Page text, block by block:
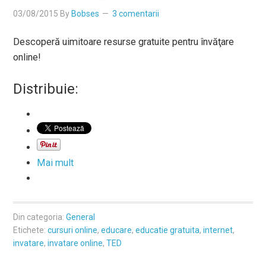
03/08/2015 By Bobses 3 comentarii
Descoperă uimitoare resurse gratuite pentru învăţare
online!
Distribuie:
Mai mult
Din categoria:General
Etichete:cursuri online,educare,educatie gratuita,internet,
invatare,invatare online,TED